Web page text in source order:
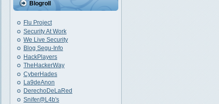
Blogroll
Flu Project
Security At Work
We Live Security
Blog Segu-Info
HackPlayers
TheHackerWay
CyberHades
La9deAnon
DerechoDeLaRed
Snifer@L4b's